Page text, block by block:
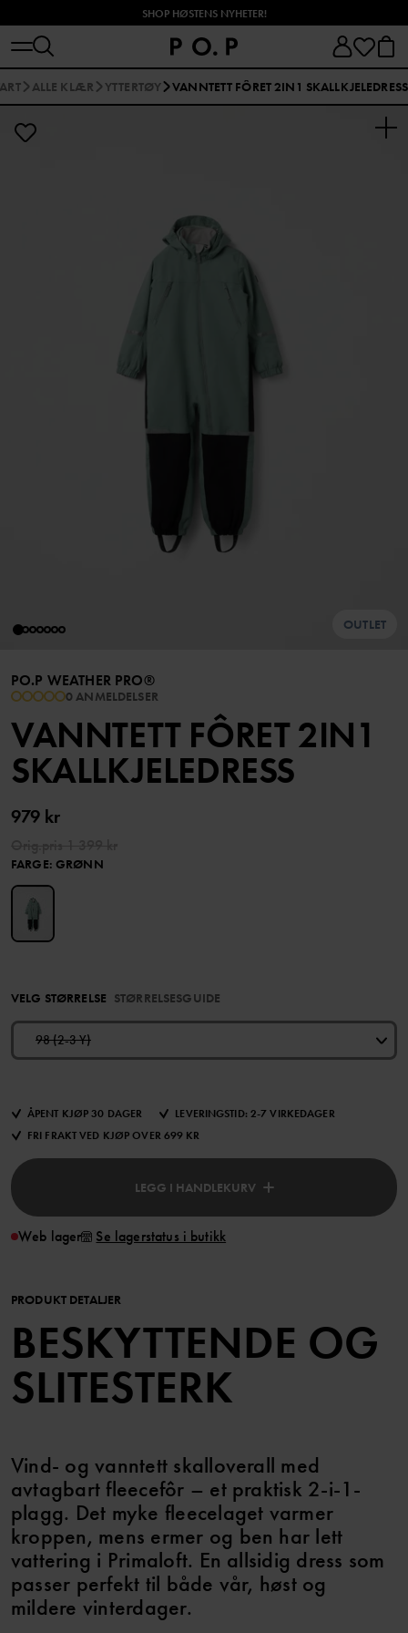
SHOP HØSTENS NYHETER!
ALLE KLÆR YTTERTØY VANNTETT FÔRET 2IN1 SKALLKJELEDRESS
OUTLET
PO.P WEATHER PRO®
0 ANMELDELSER
VANNTETT FÔRET 2IN1
SKALLKJELEDRESS
979 kr
FARGE: GRØNN
VELG STØRRELSE STØRRELSESGUIDE
98 (2-3 Y)
ÅPENT KJØP 30 DAGER
LEVERINGSTID: 2-7 VIRKEDAGER
FRI FRAKT VED KJØP OVER 699 KR
LEGG I HANDLEKURV
Web lager Se lagerstatus i butikk
PRODUKT DETALJER
BESKYTTENDE OG
SLITESTERK
Vind- og vanntett skalloverall med
avtagbart fleecefôr – et praktisk 2-i-1-
plagg. Det myke fleecelaget varmer
kroppen, mens ermer og ben har lett
vattering i Primaloft. En allsidig dress som
passer perfekt til både vår, høst og
mildere vinterdager.